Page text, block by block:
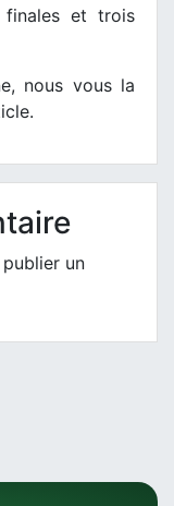
et trois
nous vous la
un